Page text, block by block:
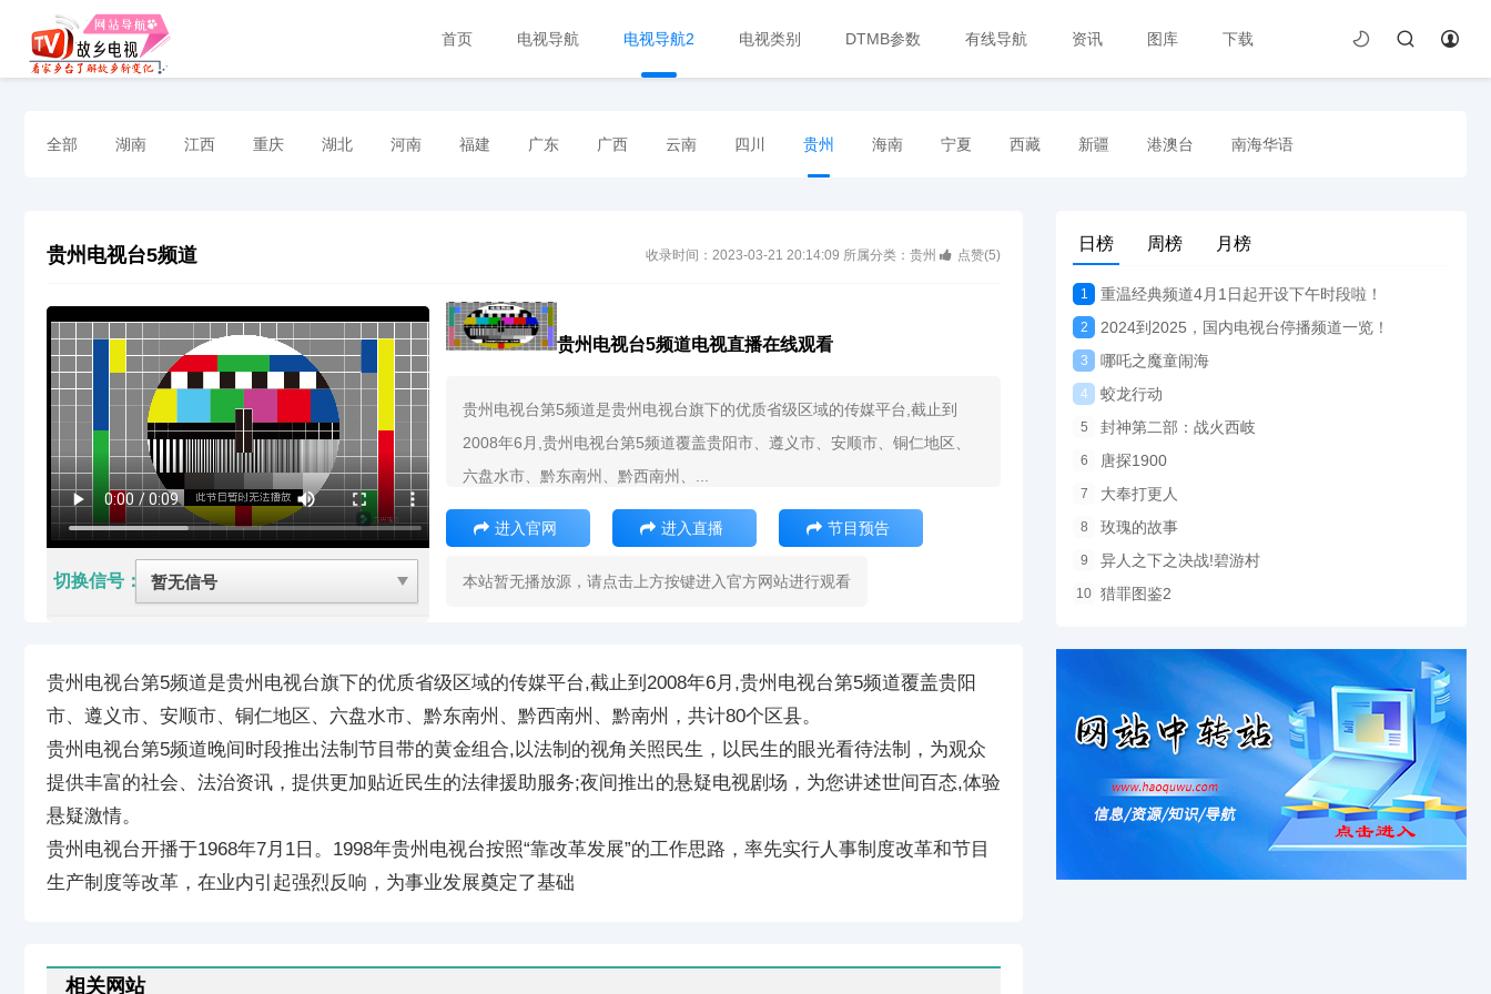
首页 电视导航 电视导航2 电视类别 DTMB参数 有线导航 资讯 图库 下载
全部 湖南 江西 重庆 湖北 河南 福建 广东 广西 云南 四川 贵州 海南 宁夏 西藏 新疆 港澳台 南海华语
贵州电视台5频道 收录时间：2023-03-21 20:14:09 所属分类：贵州 点赞(5)
切换信号：
贵州电视台5频道电视直播在线观看
贵州电视台第5频道是贵州电视台旗下的优质省级区域的传媒平台,截止到
2008年6月,贵州电视台第5频道覆盖贵阳市、遵义市、安顺市、铜仁地区、
六盘水市、黔东南州、黔西南州、...
进入官网 进入直播 节目预告
本站暂无播放源，请点击上方按键进入官方网站进行观看
贵州电视台第5频道是贵州电视台旗下的优质省级区域的传媒平台,截止到2008年6月,贵州电视台第5频道覆盖贵阳
市、遵义市、安顺市、铜仁地区、六盘水市、黔东南州、黔西南州、黔南州，共计80个区县。
贵州电视台第5频道晚间时段推出法制节目带的黄金组合,以法制的视角关照民生，以民生的眼光看待法制，为观众
提供丰富的社会、法治资讯，提供更加贴近民生的法律援助服务;夜间推出的悬疑电视剧场，为您讲述世间百态,体验
悬疑激情。
贵州电视台开播于1968年7月1日。1998年贵州电视台按照“靠改革发展”的工作思路，率先实行人事制度改革和节目
生产制度等改革，在业内引起强烈反响，为事业发展奠定了基础
相关网站
日榜 周榜 月榜
1 重温经典频道4月1日起开设下午时段啦！
2 2024到2025，国内电视台停播频道一览！
3 哪吒之魔童闹海
4 蛟龙行动
5 封神第二部：战火西岐
6 唐探1900
7 大奉打更人
8 玫瑰的故事
9 异人之下之决战!碧游村
10 猎罪图鉴2